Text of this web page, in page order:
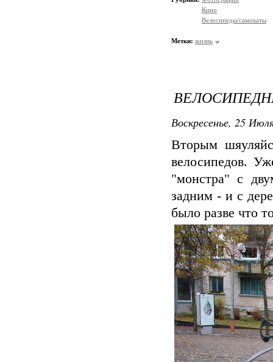
Кино
Велосипеды/самокаты
Метки: жизнь
Воскресенье, 25
Вторым
велосипедов.
"монстра" с
задним - и с
было разве что